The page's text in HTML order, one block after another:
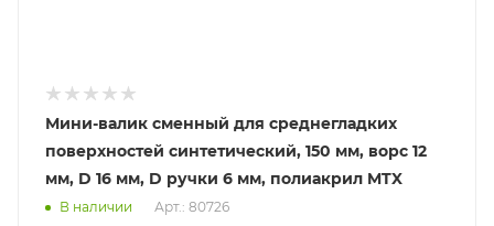
Мини-валик сменный для среднегладких
поверхностей синтетический, 150 мм, ворс 12
мм, D 16 мм, D ручки 6 мм, полиакрил MTX
В наличии Арт.: 80726